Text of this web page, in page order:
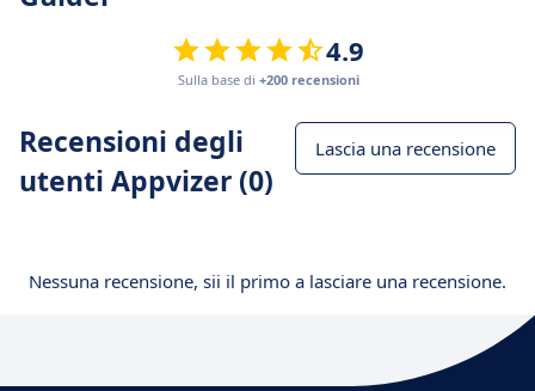
4.9
Sulla base di +200 recensioni
Recensioni degli
utenti Appvizer (0)
Lascia una recensione
Nessuna recensione, sii il primo a lasciare una recensione.